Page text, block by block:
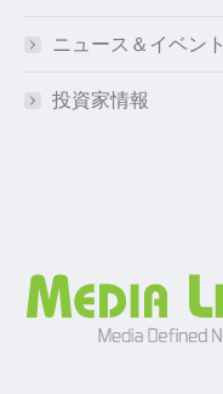
ニュース＆イベント
投資家情報